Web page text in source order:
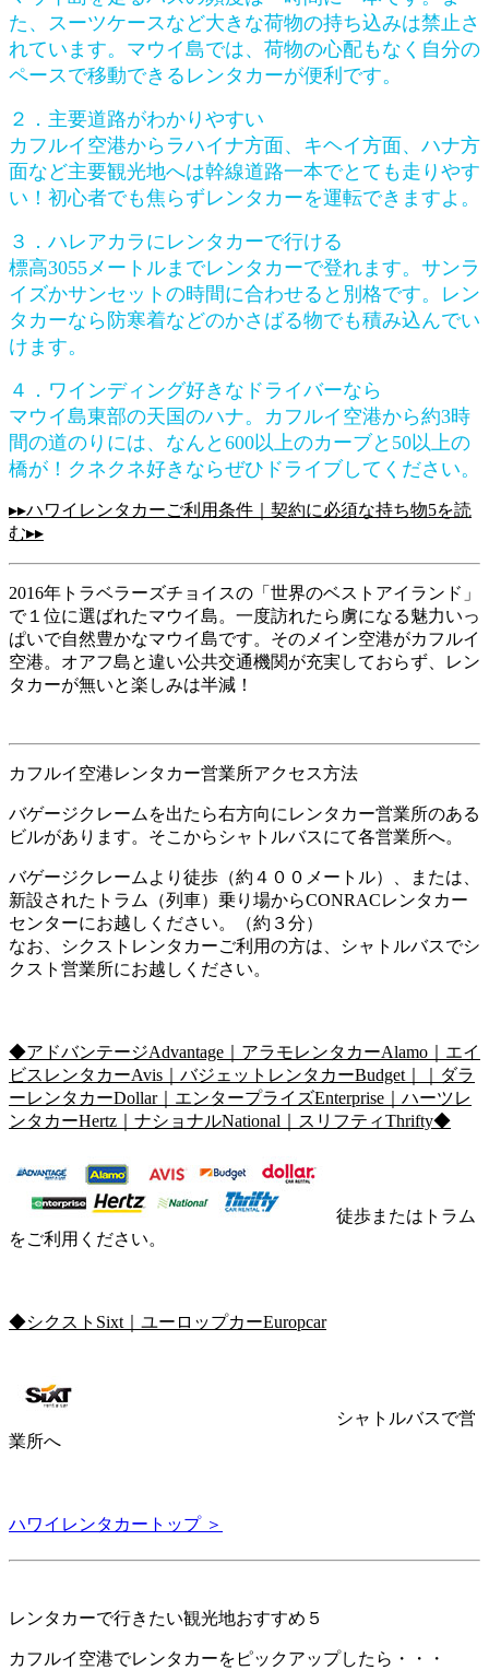
た、スーツケースなど大きな荷物の持ち込みは禁止さ
れています。マウイ島では、荷物の心配もなく自分の
ペースで移動できるレンタカーが便利です。
２．主要道路がわかりやすい
カフルイ空港からラハイナ方面、キヘイ方面、ハナ方
面など主要観光地へは幹線道路一本でとても走りやす
い！初心者でも焦らずレンタカーを運転できますよ。
３．ハレアカラにレンタカーで行ける
標高3055メートルまでレンタカーで登れます。サンラ
イズかサンセットの時間に合わせると別格です。レン
タカーなら防寒着などのかさばる物でも積み込んでい
けます。
４．ワインディング好きなドライバーなら
マウイ島東部の天国のハナ。カフルイ空港から約3時
間の道のりには、なんと600以上のカーブと50以上の
橋が！クネクネ好きならぜひドライブしてください。
▸▸ハワイレンタカーご利用条件｜契約に必須な持ち物5を読
む▸▸
2016年トラベラーズチョイスの「世界のベストアイランド」
で１位に選ばれたマウイ島。一度訪れたら虜になる魅力いっ
ぱいで自然豊かなマウイ島です。そのメイン空港がカフルイ
空港。オアフ島と違い公共交通機関が充実しておらず、レン
タカーが無いと楽しみは半減！
カフルイ空港レンタカー営業所アクセス方法
バゲージクレームを出たら右方向にレンタカー営業所のある
ビルがあります。そこからシャトルバスにて各営業所へ。
バゲージクレームより徒歩（約４００メートル）、または、
新設されたトラム（列車）乗り場からCONRACレンタカー
センターにお越しください。（約３分）
なお、シクストレンタカーご利用の方は、シャトルバスでシ
クスト営業所にお越しください。
◆アドバンテージAdvantage｜アラモレンタカーAlamo｜エイ
ビスレンタカーAvis｜バジェットレンタカーBudget｜｜ダラ
ーレンタカーDollar｜エンタープライズEnterprise｜ハーツレ
ンタカーHertz｜ナショナルNational｜スリフティThrifty◆
徒歩またはトラム
をご利用ください。
◆シクストSixt｜ユーロップカーEuropcar
シャトルバスで営
業所へ
ハワイレンタカートップ ＞
レンタカーで行きたい観光地おすすめ５
カフルイ空港でレンタカーをピックアップしたら・・・